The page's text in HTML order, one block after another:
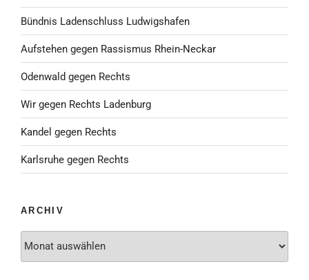
Bündnis Ladenschluss Ludwigshafen
Aufstehen gegen Rassismus Rhein-Neckar
Odenwald gegen Rechts
Wir gegen Rechts Ladenburg
Kandel gegen Rechts
Karlsruhe gegen Rechts
ARCHIV